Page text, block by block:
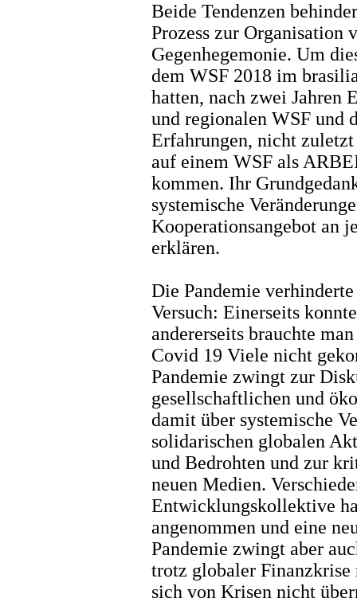
Beide Tendenzen
Prozess zur Organisation
Gegenhegemonie. Um
dem WSF 2018 im
hatten, nach zwei Jahren
und regionalen WSF und
Erfahrungen, nicht zuletzt
auf einem WSF als
kommen. Ihr
systemische
Kooperationsangebot an
erklären.
Die Pandemie
Versuch: Einerseits
andererseits brauchte
Covid 19 Viele nicht
Pandemie zwingt zur
gesellschaftlichen und
damit über systemische
solidarischen globalen
und Bedrohten und zur
neuen Medien.
Entwicklungskollektive
angenommen und eine
Pandemie zwingt aber
trotz globaler
sich von Krisen nicht